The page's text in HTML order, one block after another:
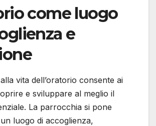
come luogo
e
vita dell’oratorio consente ai
e sviluppare al meglio il
La parrocchia si pone
luogo di accoglienza,